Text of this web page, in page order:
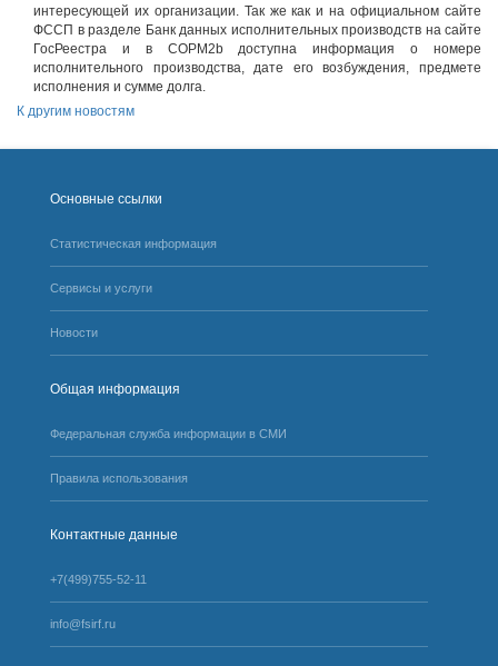
интересующей их организации. Так же как и на официальном сайте
ФССП в разделе Банк данных исполнительных производств на сайте
ГосРеестра и в СОРМ2b доступна информация о номере
исполнительного производства, дате его возбуждения, предмете
исполнения и сумме долга.
К другим новостям
Основные ссылки
Статистическая информация
Сервисы и услуги
Новости
Общая информация
Федеральная служба информации в СМИ
Правила использования
Контактные данные
+7(499)755-52-11
info@fsirf.ru